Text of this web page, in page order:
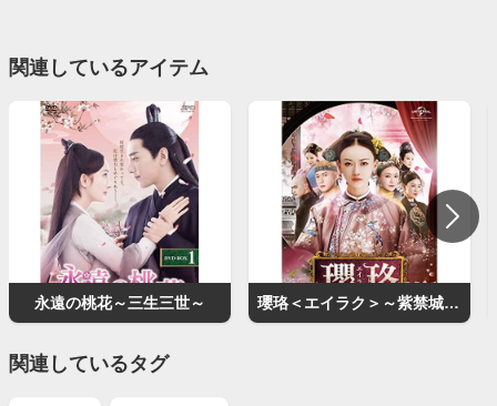
関連しているアイテム
永遠の桃花～三生三世～ 瓔珞＜エイラク＞～紫禁城に燃ゆる逆襲の王妃～
関連しているタグ